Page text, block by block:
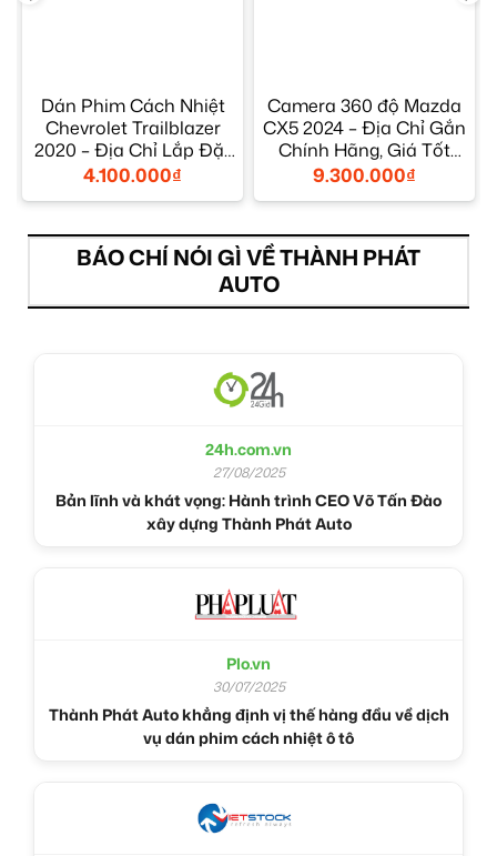
Dán Phim Cách Nhiệt
Chevrolet Trailblazer
2020 – Địa Chỉ Lắp Đặt
Uy Tín TPHCM
4.100.000₫
Camera 360 độ Mazda
CX5 2024 – Địa Chỉ Gắn
Chính Hãng, Giá Tốt
TPHCM
9.300.000₫
BÁO CHÍ NÓI GÌ VỀ THÀNH PHÁT
AUTO
24h.com.vn
27/08/2025
Bản lĩnh và khát vọng: Hành trình CEO Võ Tấn Đào
xây dựng Thành Phát Auto
Plo.vn
30/07/2025
Thành Phát Auto khẳng định vị thế hàng đầu về dịch
vụ dán phim cách nhiệt ô tô